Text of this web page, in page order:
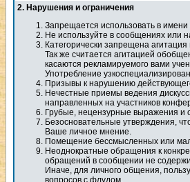
2. Нарушения и ограничения
Запрещается использовать в
Не используйте в сообщениях или
Категорически запрещена
Так же считается агитацией
касаются рекламируемого вами
Употребление
Пpизывы к нарушению
Нечестные приемы ведения
направленных на участников
Грубые, нецензурные выражения и
Безосновательные утверждения,
Ваше личное мнение.
Помещение бессмысленных или
Неоднократные обращения к
обращений в сообщении не
Иначе, для личного общения,
вопросов с флудом.